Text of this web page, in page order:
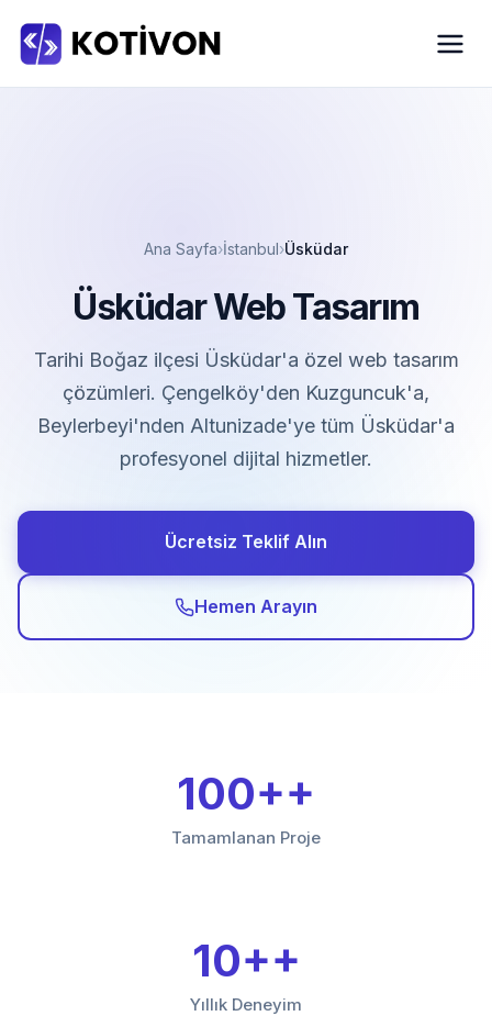
Ana Sayfa İstanbul Üsküdar
Üsküdar Web Tasarım
Tarihi Boğaz ilçesi Üsküdar'a özel web tasarım
çözümleri. Çengelköy'den Kuzguncuk'a,
Beylerbeyi'nden Altunizade'ye tüm Üsküdar'a
profesyonel dijital hizmetler.
Ücretsiz Teklif Alın
Hemen Arayın
100+
Tamamlanan Proje
10+
Yıllık Deneyim